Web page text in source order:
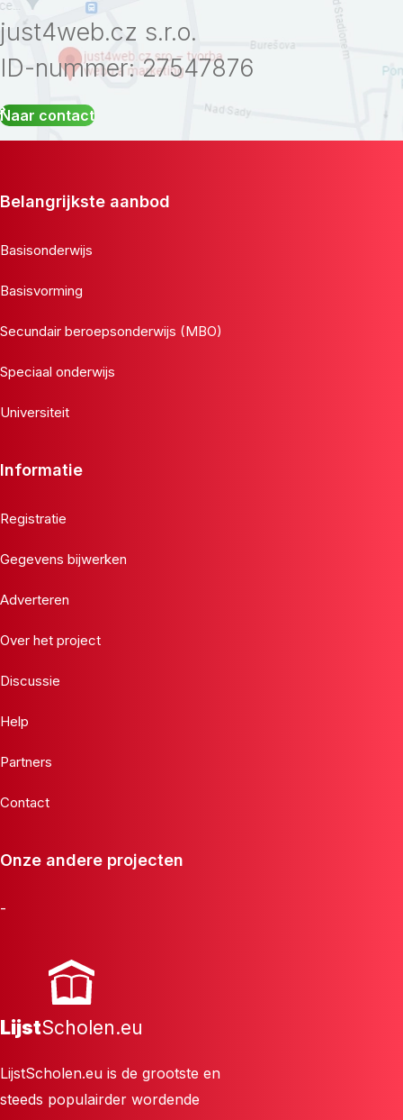
just4web.cz s.r.o.
ID-nummer: 27547876
Naar contact
Belangrijkste aanbod
Basisonderwijs
Basisvorming
Secundair beroepsonderwijs (MBO)
Speciaal onderwijs
Universiteit
Informatie
Registratie
Gegevens bijwerken
Adverteren
Over het project
Discussie
Help
Partners
Contact
Onze andere projecten
-
LijstScholen.eu
LijstScholen.eu is de grootste en
steeds populairder wordende